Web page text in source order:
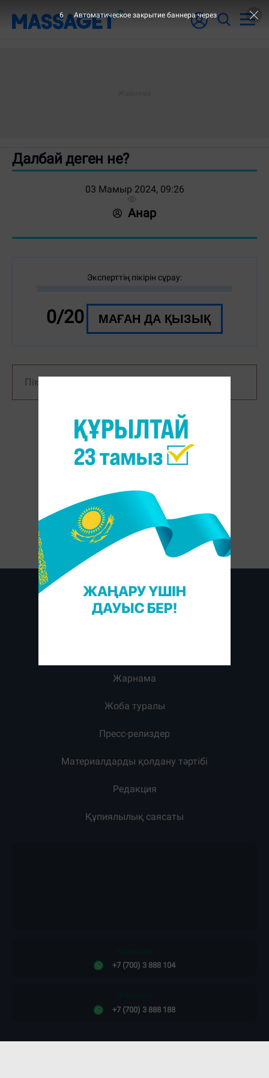
Далбай деген не?
03 Мамыр 2024, 09:26
Анар
Эксперттің пікірін сұрау:
0/20 МАҒАН ДА ҚЫЗЫҚ
Пікір қалдыру үшін сайтқа
ҚЫЗЫҚТЫРҒАН СҰРАҚТАР:
Жарнама
Жоба туралы
Пресс-релиздер
Материалдарды қолдану тәртібі
Редакция
Құпиялылық саясаты
+7 (700) 3 888 104
+7 (700) 3 888 188
6 Автоматическое закрытие баннера через